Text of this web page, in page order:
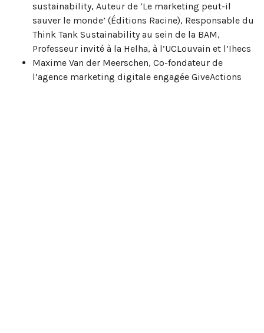
sustainability, Auteur de ‘Le marketing peut-il
sauver le monde’ (Éditions Racine), Responsable du
Think Tank Sustainability au sein de la BAM,
Professeur invité à la Helha, à l’UCLouvain et l’Ihecs
Maxime Van der Meerschen, Co-fondateur de
l’agence marketing digitale engagée GiveActions